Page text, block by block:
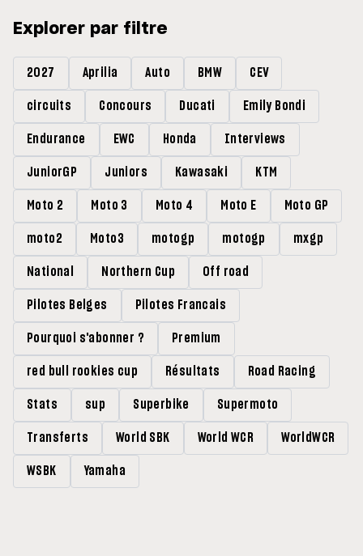
Explorer par filtre
2027 Aprilia Auto BMW CEV
circuits Concours Ducati Emily Bondi
Endurance EWC Honda Interviews
JuniorGP Juniors Kawasaki KTM
Moto 2 Moto 3 Moto 4 Moto E Moto GP
moto2 Moto3 motogp motogp mxgp
National Northern Cup Off road
Pilotes Belges Pilotes Francais
Pourquoi s'abonner ? Premium
red bull rookies cup Résultats Road Racing
Stats sup Superbike Supermoto
Transferts World SBK World WCR WorldWCR
WSBK Yamaha